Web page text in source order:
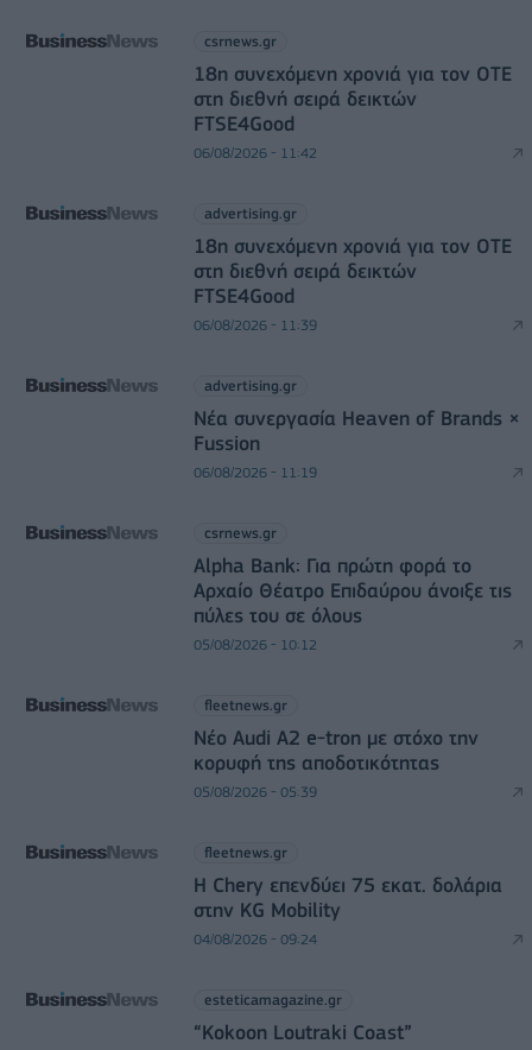
csrnews.gr
18η συνεχόμενη χρονιά για τον ΟΤΕ
στη διεθνή σειρά δεικτών
FTSE4Good
06/08/2026 - 11:42
advertising.gr
18η συνεχόμενη χρονιά για τον ΟΤΕ
στη διεθνή σειρά δεικτών
FTSE4Good
06/08/2026 - 11:39
advertising.gr
Νέα συνεργασία Heaven of Brands ×
Fussion
06/08/2026 - 11:19
csrnews.gr
Alpha Bank: Για πρώτη φορά το
Αρχαίο Θέατρο Επιδαύρου άνοιξε τις
πύλες του σε όλους
05/08/2026 - 10:12
fleetnews.gr
Νέο Audi A2 e-tron με στόχο την
κορυφή της αποδοτικότητας
05/08/2026 - 05:39
fleetnews.gr
Η Chery επενδύει 75 εκατ. δολάρια
στην KG Mobility
04/08/2026 - 09:24
esteticamagazine.gr
“Kokoon Loutraki Coast”